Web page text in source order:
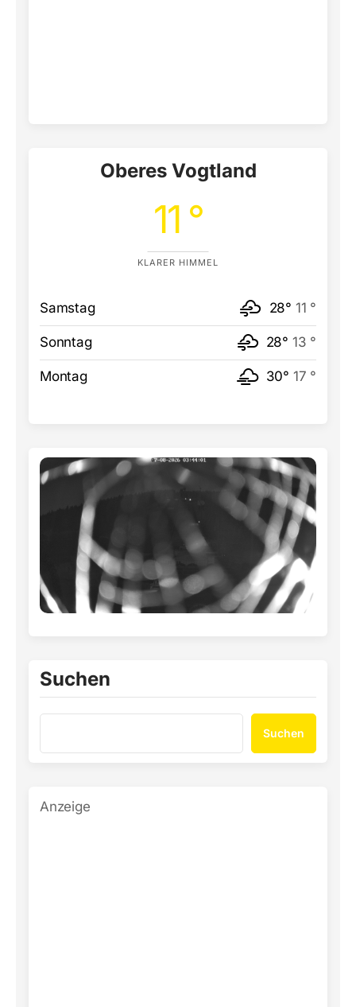
Oberes Vogtland
11 °
KLARER HIMMEL
Samstag 28° 11 °
Sonntag 28° 13 °
Montag 30° 17 °
Suchen
Suchen
Anzeige